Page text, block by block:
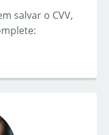
salvar o CVV,